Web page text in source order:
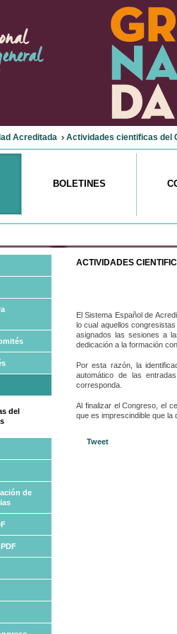
Acreditada Actividades cientificas del
BOLETINES
ACTIVIDADES
El Sistema Español de
lo cual aquellos
asignados las sesiones a
dedicación a la formación
Por esta razón, la
automático de las
corresponda.
Al finalizar el Congreso, el
que es imprescindible que la
Tweet
del
de